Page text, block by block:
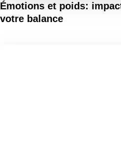
Émotions et poids:
votre balance